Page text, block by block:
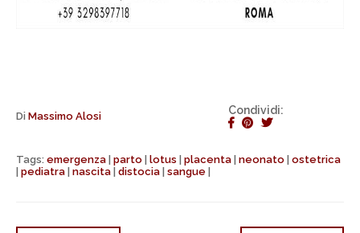
Di Massimo Alosi Condividi:
Tags: emergenza | parto | lotus | placenta | neonato | ostetrica
| pediatra | nascita | distocia | sangue |